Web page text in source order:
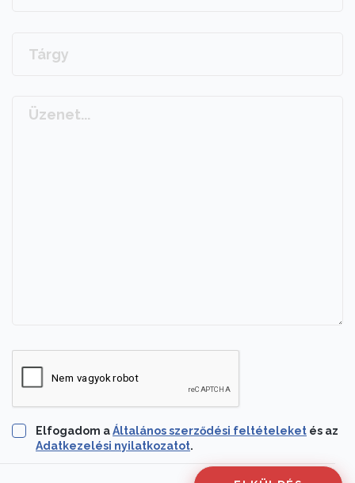
Elfogadom aÁltalános szerződési feltételeket és az
Adatkezelési nyilatkozatot.